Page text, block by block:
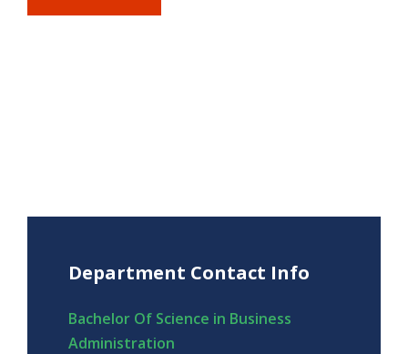
Department Contact Info
Bachelor Of Science in Business
Administration